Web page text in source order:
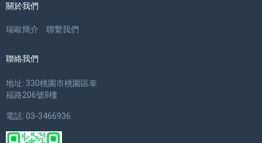
關於我們
瑞歐簡介 聯繫我們
聯絡我們
地址: 330桃園市桃園區幸
福路206號8樓
電話: 03-3466936